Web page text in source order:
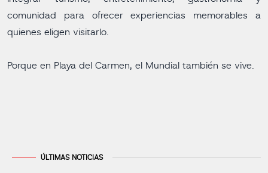
comunidad para ofrecer experiencias memorables a
quienes eligen visitarlo.
Porque en Playa del Carmen, el Mundial también se vive.
ÚLTIMAS NOTICIAS